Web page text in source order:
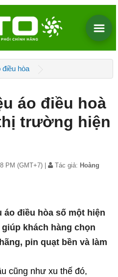
điều hòa
áo điều hoà
trường hiện
PM (GMT+7) | Tác giả: Hoàng
điều hòa số một hiện
khách hàng chọn
pin quạt bền và làm
cũng như xu thế đó,